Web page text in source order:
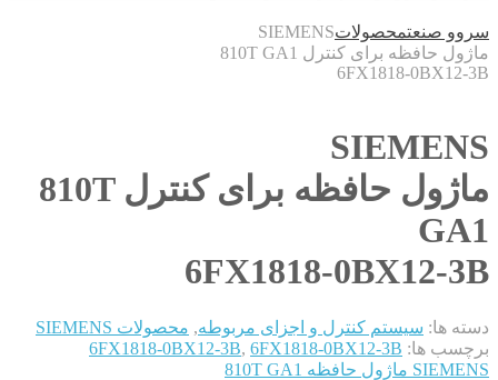
سروو صنعتمحصولاتSIEMENS
ماژول حافظه برای کنترل 810T GA1
6FX1818-0BX12-3B
SIEMENS
ماژول حافظه برای کنترل 810T
GA1
6FX1818-0BX12-3B
دسته ها: سیستم کنترل و اجزای مربوطه, محصولات SIEMENS
برچسب ها:
6FX1818-0BX12-3B, 6FX1818-0BX12-3B
SIEMENS ماژول حافظه 810T GA1